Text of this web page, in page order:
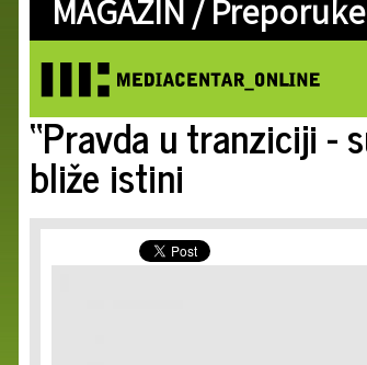
MAGAZIN /Preporuke
“Pravda u tranziciji -
bliže istini